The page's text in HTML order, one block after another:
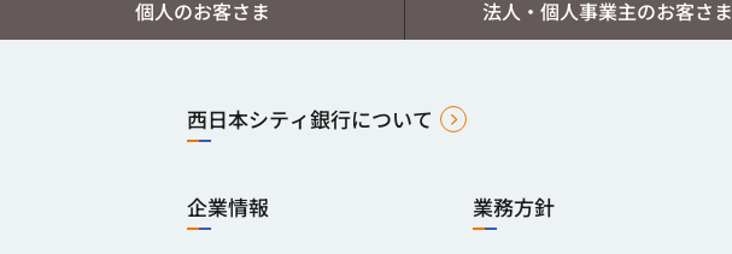
個人のお客さま 法人・個人事業主のお客さま
西日本シティ銀行について
企業情報 業務方針